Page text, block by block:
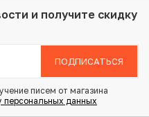
под датой
и получите скидку
ПОДПИСАТЬСЯ
писем от магазина
персональных данных